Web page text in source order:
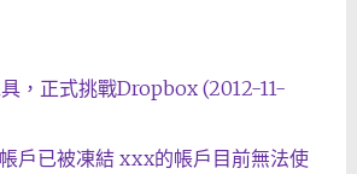
，正式挑戰Dropbox (2012-11-
戶已被凍結 xxx的帳戶目前無法使